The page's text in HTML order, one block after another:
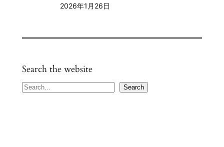
2026年1月26日
Search the website
S
Search